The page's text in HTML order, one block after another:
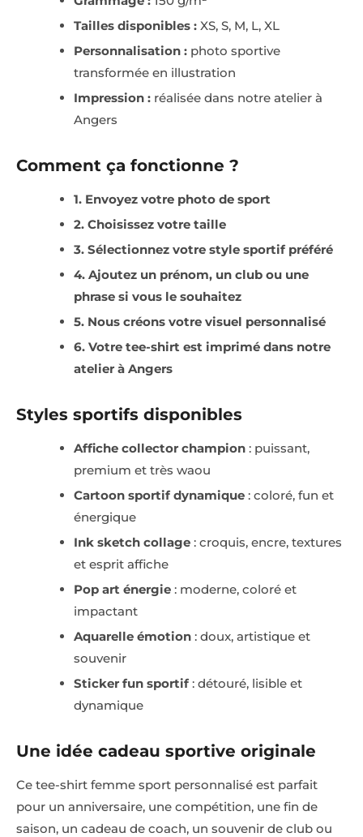
Tailles disponibles : XS, S, M, L, XL
Personnalisation : photo sportive
transformée en illustration
Impression : réalisée dans notre atelier à
Angers
Comment ça fonctionne ?
1. Envoyez votre photo de sport
2. Choisissez votre taille
3. Sélectionnez votre style sportif préféré
4. Ajoutez un prénom, un club ou une
phrase si vous le souhaitez
5. Nous créons votre visuel personnalisé
6. Votre tee-shirt est imprimé dans notre
atelier à Angers
Styles sportifs disponibles
Affiche collector champion : puissant,
premium et très waou
Cartoon sportif dynamique : coloré, fun et
énergique
Ink sketch collage : croquis, encre, textures
et esprit affiche
Pop art énergie : moderne, coloré et
impactant
Aquarelle émotion : doux, artistique et
souvenir
Sticker fun sportif : détouré, lisible et
dynamique
Une idée cadeau sportive originale
Ce tee-shirt femme sport personnalisé est parfait
pour un anniversaire, une compétition, une fin de
saison, un cadeau de coach, un souvenir de club ou